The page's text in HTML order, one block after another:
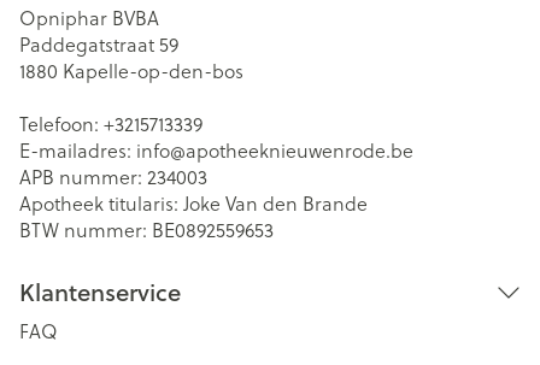
Opniphar BVBA
Paddegatstraat 59
1880 Kapelle-op-den-bos
Telefoon: +3215713339
E-mailadres: info@apotheeknieuwenrode.be
APB nummer: 234003
Apotheek titularis: Joke Van den Brande
BTW nummer: BE0892559653
Klantenservice
FAQ